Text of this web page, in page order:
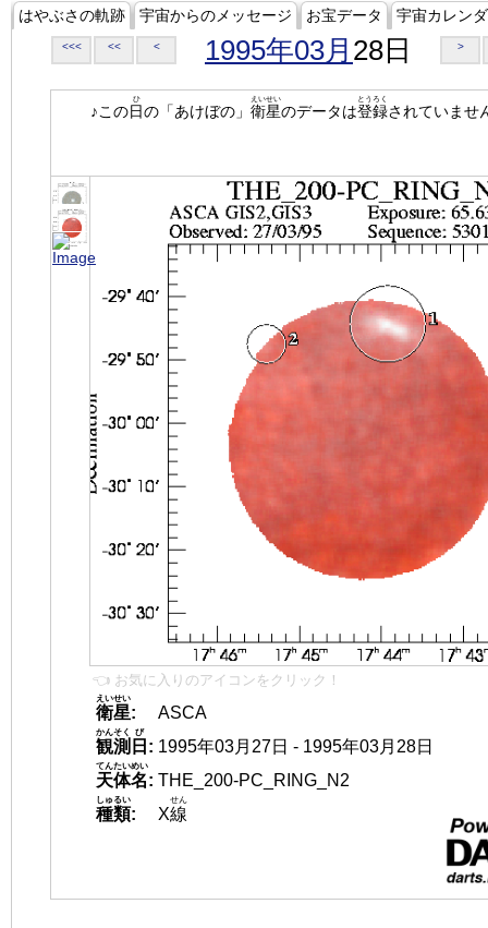
はやぶさの軌跡 宇宙からのメッセージ お宝データ 宇宙カレン
<<< << < 1995年03月 28日 >
♪この日
ひ
の「あけぼの」 衛星
えいせい
のデータは登録
とうろく
されていませ
👈 お気に入りのアイコンをクリック！
衛星
えいせい
:
ASCA
観測
かんそく
日
び
: 1995年03月27日 - 1995年03月28日
天体名
てんたいめい
: THE_200-PC_RING_N2
種類
しゅるい
: X線
せん